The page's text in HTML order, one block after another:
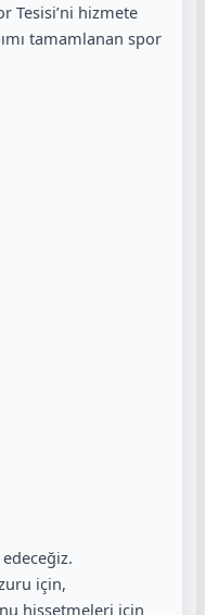
Tesisi’ni hizmete
tamamlanan spor
için,
hissetmeleri için